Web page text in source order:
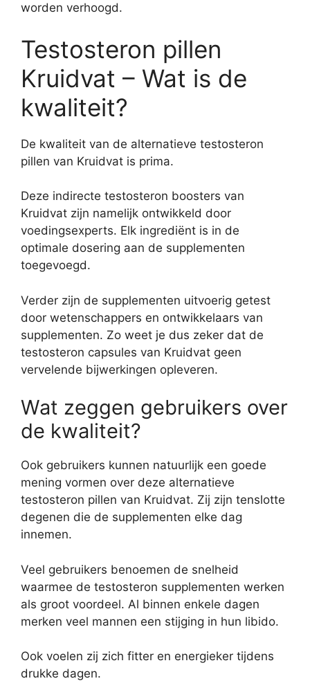
worden verhoogd.
Testosteron pillen
Kruidvat – Wat is de
kwaliteit?
De kwaliteit van de alternatieve testosteron
pillen van Kruidvat is prima.
Deze indirecte testosteron boosters van
Kruidvat zijn namelijk ontwikkeld door
voedingsexperts. Elk ingrediënt is in de
optimale dosering aan de supplementen
toegevoegd.
Verder zijn de supplementen uitvoerig getest
door wetenschappers en ontwikkelaars van
supplementen. Zo weet je dus zeker dat de
testosteron capsules van Kruidvat geen
vervelende bijwerkingen opleveren.
Wat zeggen gebruikers over
de kwaliteit?
Ook gebruikers kunnen natuurlijk een goede
mening vormen over deze alternatieve
testosteron pillen van Kruidvat. Zij zijn tenslotte
degenen die de supplementen elke dag
innemen.
Veel gebruikers benoemen de snelheid
waarmee de testosteron supplementen werken
als groot voordeel. Al binnen enkele dagen
merken veel mannen een stijging in hun libido.
Ook voelen zij zich fitter en energieker tijdens
drukke dagen.